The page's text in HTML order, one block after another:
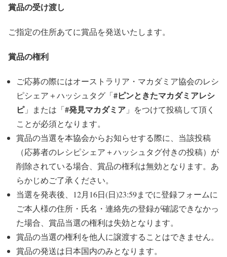
賞品の受け渡し
ご指定の住所あてに賞品を発送いたします。
賞品の権利
ご応募の際にはオーストラリア・マカダミア協会のレシ
ピシェア＋ハッシュタグ「#ピンときたマカダミアレシ
ピ」または「#発見マカダミア 」をつけて投稿して頂く
ことが必須となります。
賞品の当選を本協会からお知らせする際に、当該投稿
（応募者のレシピシェア＋ハッシュタグ付きの投稿）が
削除されている場合、賞品の権利は無効となります。あ
らかじめご了承ください。
当選を発表後、12月16日(日)23:59までに登録フォームに
ご本人様の住所・氏名・連絡先の登録が確認できなかっ
た場合、賞品当選の権利は失効となります。
賞品の当選の権利を他人に譲渡することはできません。
賞品の発送は日本国内のみとなります。